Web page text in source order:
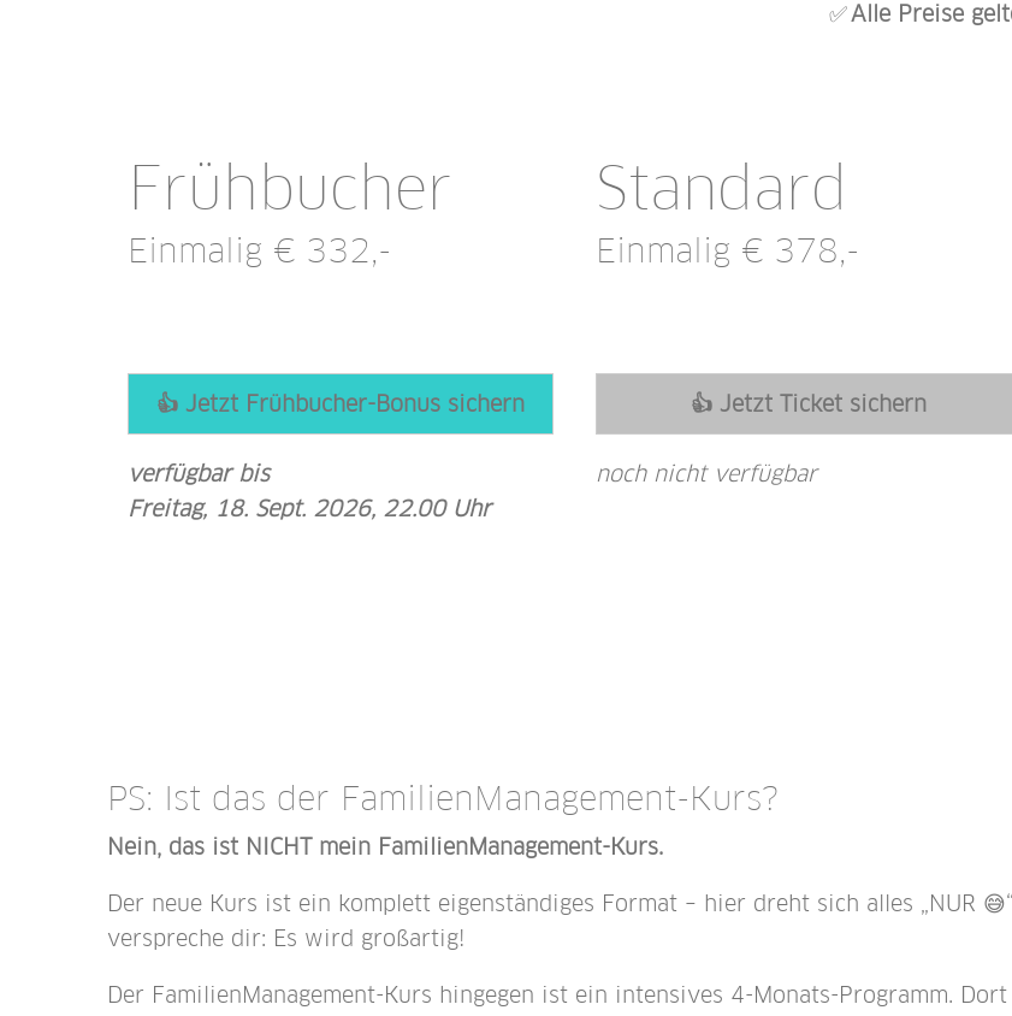
✅ Alle Preise
Frühbucher
Einmalig € 332,-
👍 Jetzt Frühbucher-Bonus sichern
verfügbar bis
Freitag, 18. Sept. 2026, 22.00 Uhr
Standard
Einmalig € 378,-
👍 Jetzt Ticket sichern
noch nicht verfügbar
PS: Ist das der Familien­Management-Kurs?
Nein, das ist NICHT mein FamilienManagement-Kurs.
Der neue Kurs ist ein komplett eigenständiges Format – hier dreht sich alles „NUR
verspreche dir: Es wird großartig!
Der FamilienManagement-Kurs hingegen ist ein intensives 4-Monats-Programm. Dort